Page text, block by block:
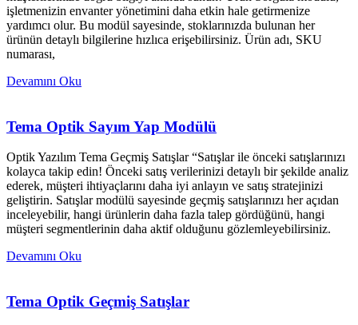
işletmenizin envanter yönetimini daha etkin hale getirmenize
yardımcı olur. Bu modül sayesinde, stoklarınızda bulunan her
ürünün detaylı bilgilerine hızlıca erişebilirsiniz. Ürün adı, SKU
numarası,
Devamını Oku
Tema Optik Sayım Yap Modülü
Optik Yazılım Tema Geçmiş Satışlar “Satışlar ile önceki satışlarınızı
kolayca takip edin! Önceki satış verilerinizi detaylı bir şekilde analiz
ederek, müşteri ihtiyaçlarını daha iyi anlayın ve satış stratejinizi
geliştirin. Satışlar modülü sayesinde geçmiş satışlarınızı her açıdan
inceleyebilir, hangi ürünlerin daha fazla talep gördüğünü, hangi
müşteri segmentlerinin daha aktif olduğunu gözlemleyebilirsiniz.
Devamını Oku
Tema Optik Geçmiş Satışlar